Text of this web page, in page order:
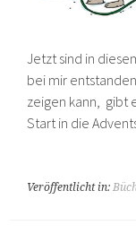
Jetzt sind in
bei mir
zeigen kann, gibt
Start in die
Veröffentlicht in: